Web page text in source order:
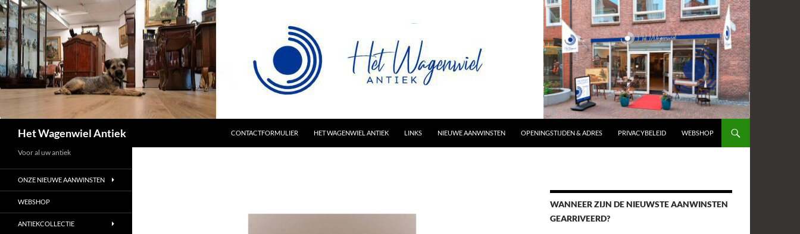
Het Wagenwiel Antiek
CONTACTFORMULIER
HET WAGENWIEL ANTIEK LINKS NIEUWE AANWINSTEN OPENINGSTIJDEN & ADRES PRIVACYBELEID WEBSHOP
WANNEER ZIJN DE NIEUWSTE AANWINSTEN
GEARRIVEERD?
Voor al uw antiek
ONZE NIEUWE AANWINSTEN
WEBSHOP
ANTIEKCOLLECTIE